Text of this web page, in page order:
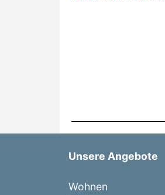
Unsere Angebote
Wohnen